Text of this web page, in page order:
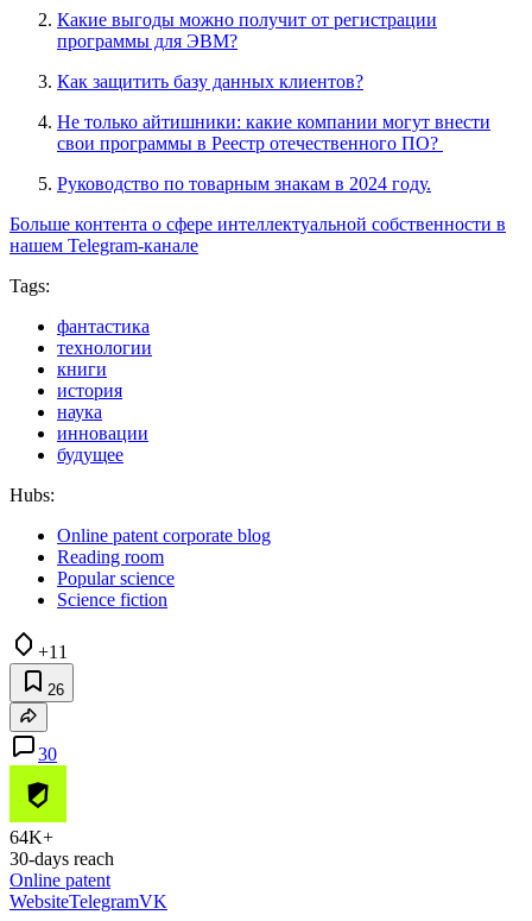
Какие выгоды можно получит от регистрации
программы для ЭВМ?
Как защитить базу данных клиентов?
Не только айтишники: какие компании могут внести
свои программы в Реестр отечественного ПО?
Руководство по товарным знакам в 2024 году.
Больше контента о сфере интеллектуальной собственности в
нашем Telegram-канале
Tags:
фантастика
технологии
книги
история
наука
инновации
будущее
Hubs:
Online patent corporate blog
Reading room
Popular science
Science fiction
+11
26
30
64K+
30-days reach
Online patent
WebsiteTelegramVK